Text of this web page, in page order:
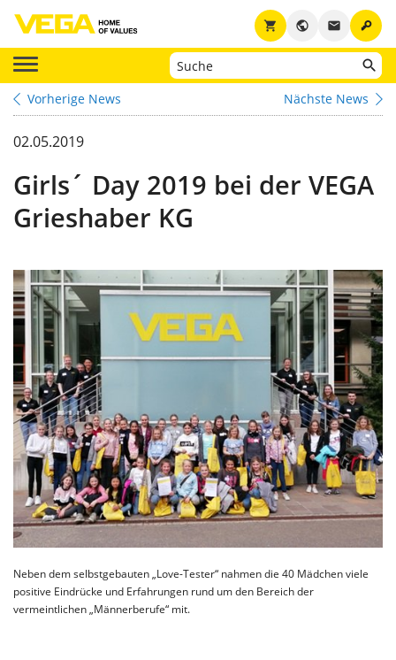
key
email
public
shopping_cart
Vorherige News Nächste News
02.05.2019
Girls´ Day 2019 bei der VEGA
Grieshaber KG
Neben dem selbstgebauten „Love-Tester“ nahmen die 40 Mädchen viele
positive Eindrücke und Erfahrungen rund um den Bereich der
vermeintlichen „Männerberufe“ mit.